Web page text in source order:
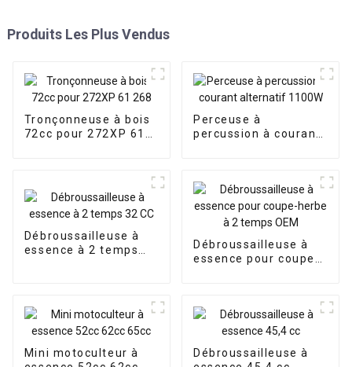
Produits Les Plus Vendus
Tronçonneuse à bois
72cc pour 272XP 61
Perceuse à
percussion à courant
Débroussailleuse à
essence à 2 temps
Débroussailleuse à
essence pour coupe-
Mini motoculteur à
Débroussailleuse à